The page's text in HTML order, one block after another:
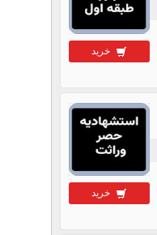
خرید
خرید